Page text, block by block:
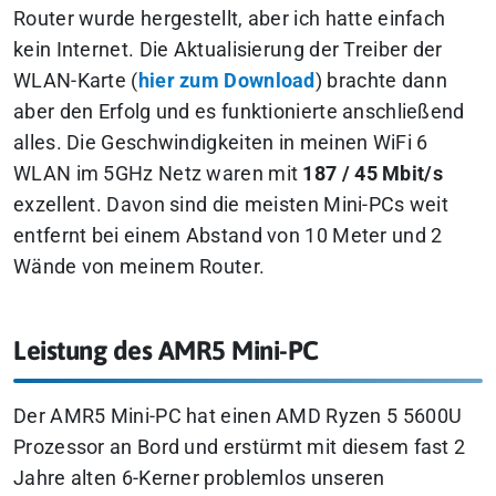
Router wurde hergestellt, aber ich hatte einfach
kein Internet. Die Aktualisierung der Treiber der
WLAN-Karte ( hier zum Download ) brachte dann
aber den Erfolg und es funktionierte anschließend
alles. Die Geschwindigkeiten in meinen WiFi 6
WLAN im 5GHz Netz waren mit 187 / 45 Mbit/s
exzellent. Davon sind die meisten Mini-PCs weit
entfernt bei einem Abstand von 10 Meter und 2
Wände von meinem Router.
Leistung des AMR5 Mini-PC
Der AMR5 Mini-PC hat einen AMD Ryzen 5 5600U
Prozessor an Bord und erstürmt mit diesem fast 2
Jahre alten 6-Kerner problemlos unseren